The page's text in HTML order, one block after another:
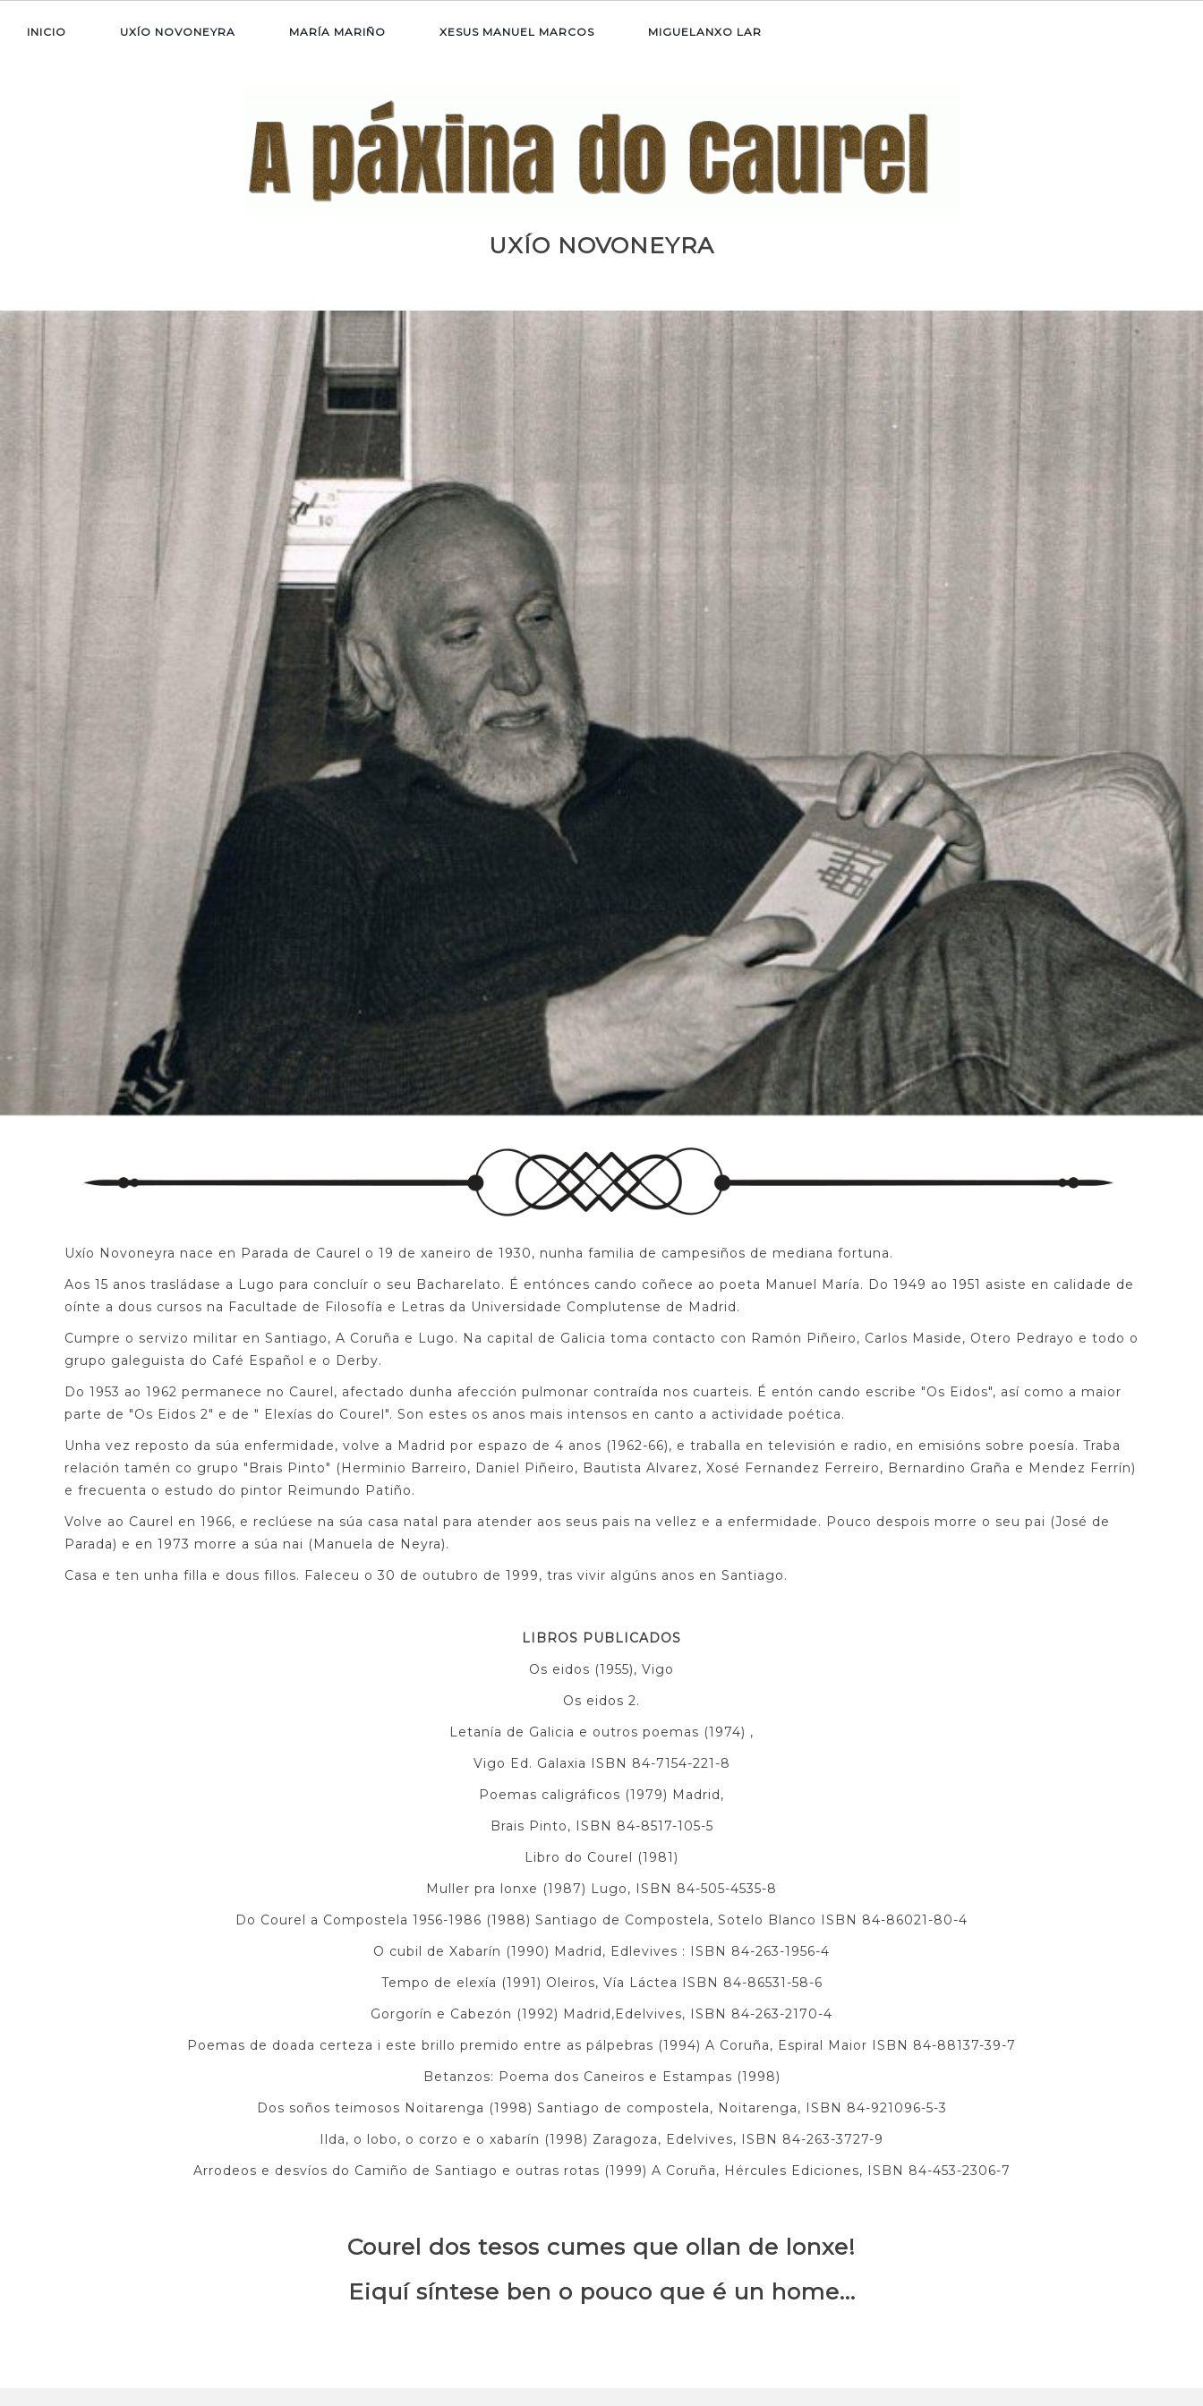
INICIO UXÍO NOVONEYRA MARÍA MARIÑO XESUS MANUEL MARCOS MIGUELANXO LAR
UXÍO NOVONEYRA
Uxío Novoneyra nace en Parada de Caurel o 19 de xaneiro de 1930, nunha familia de campesiños de mediana fortuna.
Aos 15 anos trasládase a Lugo para concluír o seu Bacharelato. É entónces cando coñece ao poeta Manuel María. Do 1949 ao 1951 asiste en calidade de
oínte a dous cursos na Facultade de Filosofía e Letras da Universidade Complutense de Madrid.
Cumpre o servizo militar en Santiago, A Coruña e Lugo. Na capital de Galicia toma contacto con Ramón Piñeiro, Carlos Maside, Otero Pedrayo e todo o
grupo galeguista do Café Español e o Derby.
Do 1953 ao 1962 permanece no Caurel, afectado dunha afección pulmonar contraída nos cuarteis. É entón cando escribe "Os Eidos", así como a maior
parte de "Os Eidos 2" e de " Elexías do Courel". Son estes os anos mais intensos en canto a actividade poética.
Unha vez reposto da súa enfermidade, volve a Madrid por espazo de 4 anos (1962-66), e traballa en televisión e radio, en emisións sobre poesía. Traba
relación tamén co grupo "Brais Pinto" (Herminio Barreiro, Daniel Piñeiro, Bautista Alvarez, Xosé Fernandez Ferreiro, Bernardino Graña e Mendez Ferrín)
e frecuenta o estudo do pintor Reimundo Patiño.
Volve ao Caurel en 1966, e reclúese na súa casa natal para atender aos seus pais na vellez e a enfermidade. Pouco despois morre o seu pai (José de
Parada) e en 1973 morre a súa nai (Manuela de Neyra).
Casa e ten unha filla e dous fillos. Faleceu o 30 de outubro de 1999, tras vivir algúns anos en Santiago.
LIBROS PUBLICADOS
Os eidos (1955), Vigo
Os eidos 2.
Letanía de Galicia e outros poemas (1974) ,
Vigo Ed. Galaxia ISBN 84-7154-221-8
Poemas caligráficos (1979) Madrid,
Brais Pinto, ISBN 84-8517-105-5
Libro do Courel (1981)
Muller pra lonxe (1987) Lugo, ISBN 84-505-4535-8
Do Courel a Compostela 1956-1986 (1988) Santiago de Compostela, Sotelo Blanco ISBN 84-86021-80-4
O cubil de Xabarín (1990) Madrid, Edlevives : ISBN 84-263-1956-4
Tempo de elexía (1991) Oleiros, Vía Láctea ISBN 84-86531-58-6
Gorgorín e Cabezón (1992) Madrid,Edelvives, ISBN 84-263-2170-4
Poemas de doada certeza i este brillo premido entre as pálpebras (1994) A Coruña, Espiral Maior ISBN 84-88137-39-7
Betanzos: Poema dos Caneiros e Estampas (1998)
Dos soños teimosos Noitarenga (1998) Santiago de compostela, Noitarenga, ISBN 84-921096-5-3
Ilda, o lobo, o corzo e o xabarín (1998) Zaragoza, Edelvives, ISBN 84-263-3727-9
Arrodeos e desvíos do Camiño de Santiago e outras rotas (1999) A Coruña, Hércules Ediciones, ISBN 84-453-2306-7
Courel dos tesos cumes que ollan de lonxe!
Eiquí síntese ben o pouco que é un home...